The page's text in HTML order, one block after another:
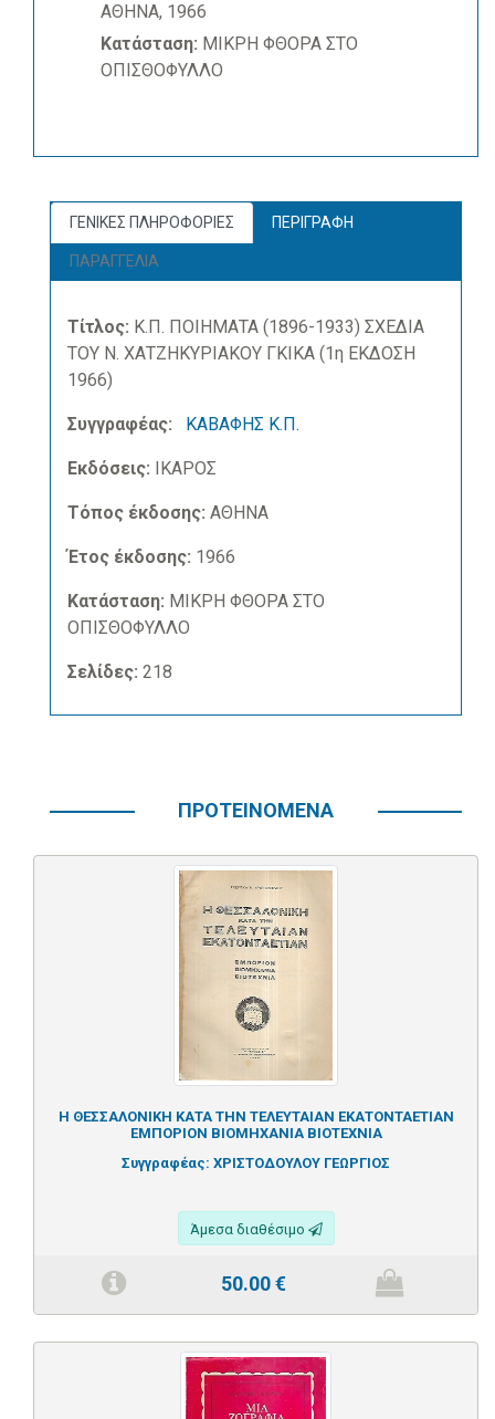
ΑΘΗΝΑ, 1966
Κατάσταση: ΜΙΚΡΗ ΦΘΟΡΑ ΣΤΟ
ΟΠΙΣΘΟΦΥΛΛΟ
ΓΕΝΙΚΕΣ ΠΛΗΡΟΦΟΡΙΕΣ ΠΕΡΙΓΡΑΦΗ
ΠΑΡΑΓΓΕΛΙΑ
Τίτλος: Κ.Π. ΠΟΙΗΜΑΤΑ (1896-1933) ΣΧΕΔΙΑ
ΤΟΥ Ν. ΧΑΤΖΗΚΥΡΙΑΚΟΥ ΓΚΙΚΑ (1η ΕΚΔΟΣΗ
1966)
Συγγραφέας: ΚΑΒΑΦΗΣ Κ.Π.
Εκδόσεις: ΙΚΑΡΟΣ
Τόπος έκδοσης: ΑΘΗΝΑ
Έτος έκδοσης: 1966
Κατάσταση: ΜΙΚΡΗ ΦΘΟΡΑ ΣΤΟ
ΟΠΙΣΘΟΦΥΛΛΟ
Σελίδες: 218
ΠΡΟΤΕΙΝΟΜΕΝΑ
Η ΘΕΣΣΑΛΟΝΙΚΗ ΚΑΤΑ ΤΗΝ ΤΕΛΕΥΤΑΙΑΝ ΕΚΑΤΟΝΤΑΕΤΙΑΝ
ΕΜΠΟΡΙΟΝ ΒΙΟΜΗΧΑΝΙΑ ΒΙΟΤΕΧΝΙΑ
Συγγραφέας: ΧΡΙΣΤΟΔΟΥΛΟΥ ΓΕΩΡΓΙΟΣ
Άμεσα διαθέσιμο
50.00€